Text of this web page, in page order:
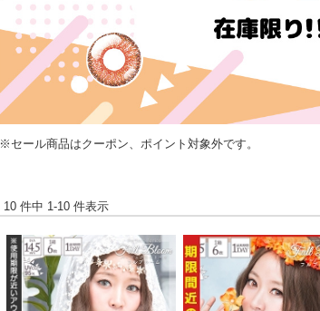
※セール商品はクーポン、ポイント対象外です。
10 件中 1-10 件表示